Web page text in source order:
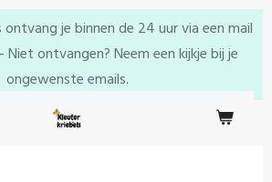
je binnen de 24 uur via een mail
ontvangen? Neem een kijkje bij je
ongewenste emails.